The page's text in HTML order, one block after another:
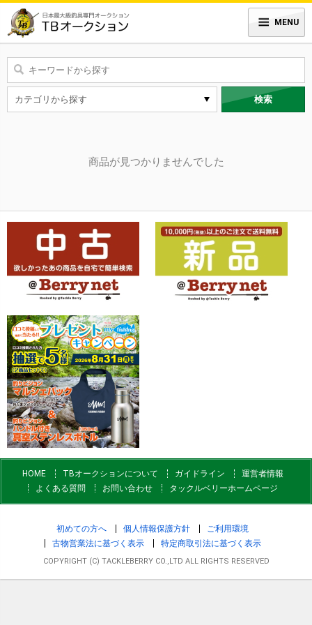
MENU
検索
商品が見つかりませんでした
HOME TBオークションについて ガイドライン
運営者情報
よくある質問
お問い合わせ タックルベリーホームページ
初めての方へ 個人情報保護方針
ご利用環境
古物営業法に基づく表示
特定商取引法に基づく表示
COPYRIGHT (C) TACKLEBERRY CO.,LTD ALL RIGHTS RESERVED